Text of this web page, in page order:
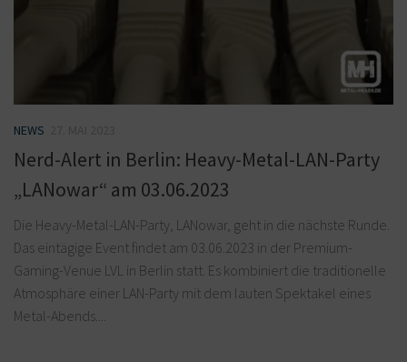
NEWS
Nerd-Alert in Berlin: Heavy-Metal-LAN-Party
„LANowar“ am 03.06.2023
Die Heavy-Metal-LAN-Party, LANowar, geht in die nächste Runde.
Das eintägige Event findet am 03.06.2023 in der Premium-
Gaming-Venue LVL in Berlin statt. Es kombiniert die traditionelle
Atmosphäre einer LAN-Party mit dem lauten Spektakel eines
Metal-Abends....